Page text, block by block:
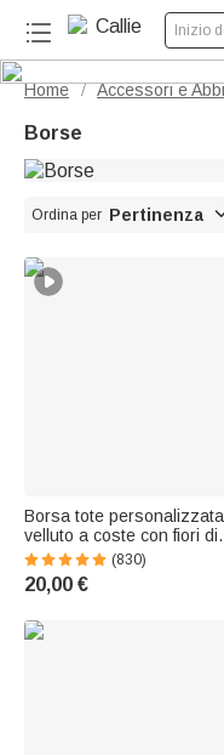
Inizio
Home / Accessori e
Borse
Ordina per Pertinenza
Borsa tote
velluto a coste con fiori di
nascita e nome per uso
quotidiano - Regalo di
compleanno per donne
(830)
20,00 €